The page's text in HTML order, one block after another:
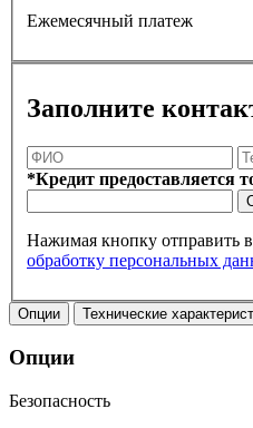
Ежемесячный платеж
Заполните
*Кредит предоставляется
Нажимая кнопку отправить
обработку персональных
Опции Технические
Опции
Безопасность